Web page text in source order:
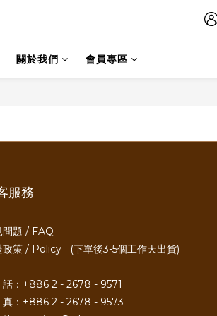
關於我們 會員專區
服務
問題 / FAQ
政策 / Policy (下單後3-5個工作天出貨)
：+886 2 - 2678 - 9571
：+886 2 - 2678 - 9573